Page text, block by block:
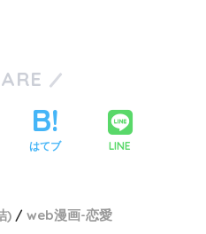
はてブ LINE
)
web漫画-恋愛